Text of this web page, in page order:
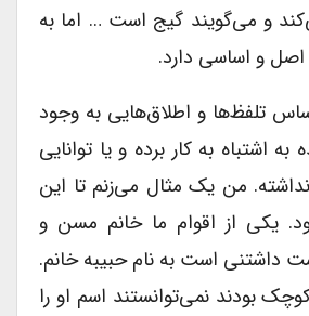
و می‌گویند گیج است … اما به
و اساسی دارد.
تلفظ‌ها و اطلاق‌هایی به وجود
اشتباه به کار برده و یا توانایی
من یک مثال می‌زنم تا این
یکی از اقوام ما خانم مسن و
داشتنی است به نام حبیبه خانم.
بودند نمی‌توانستند اسم او را